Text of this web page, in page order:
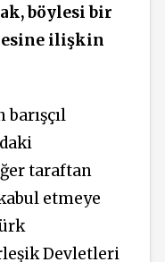
böylesi bir
ilişkin
barışçıl
taraftan
etmeye
Devletleri